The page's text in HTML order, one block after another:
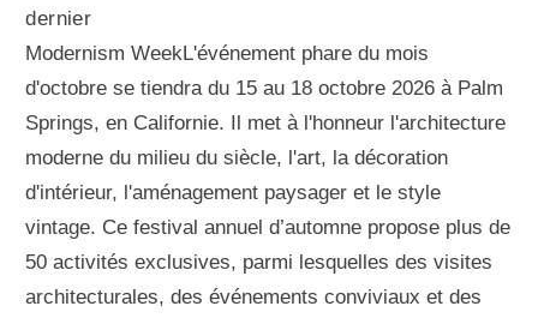
dernier
Modernism WeekL'événement phare du mois
d'octobre se tiendra du 15 au 18 octobre 2026 à Palm
Springs, en Californie. Il met à l'honneur l'architecture
moderne du milieu du siècle, l'art, la décoration
d'intérieur, l'aménagement paysager et le style
vintage. Ce festival annuel d’automne propose plus de
50 activités exclusives, parmi lesquelles des visites
architecturales, des événements conviviaux et des